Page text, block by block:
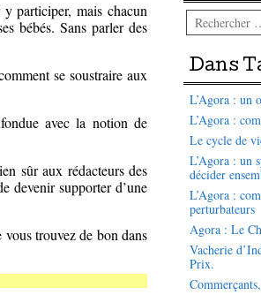
participer, mais chacun
bébés. Sans parler des
se soustraire aux
avec la notion de
sûr aux rédacteurs des
devenir supporter d’une
trouvez de bon dans
Rechercher
Dans
L’Agora : un
L’Agora :
Le cycle de
L’Agora : un
décider
L’Agora :
perturbateurs
Agora : Le
Vacherie
Prix.